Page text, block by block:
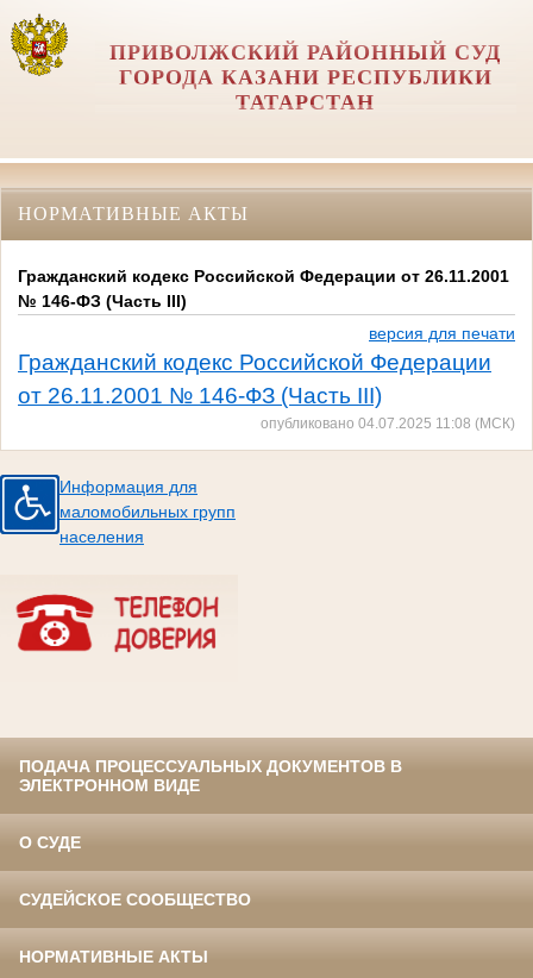
ПРИВОЛЖСКИЙ РАЙОННЫЙ СУД
ГОРОДА КАЗАНИ РЕСПУБЛИКИ
ТАТАРСТАН
НОРМАТИВНЫЕ АКТЫ
Гражданский кодекс Российской Федерации от 26.11.2001
№ 146-ФЗ (Часть III)
версия для печати
Гражданский кодекс Российской Федерации
от 26.11.2001 № 146-ФЗ (Часть III)
опубликовано 04.07.2025 11:08 (МСК)
Информация для
маломобильных групп
населения
ПОДАЧА ПРОЦЕССУАЛЬНЫХ ДОКУМЕНТОВ В
ЭЛЕКТРОННОМ ВИДЕ
О СУДЕ
СУДЕЙСКОЕ СООБЩЕСТВО
НОРМАТИВНЫЕ АКТЫ